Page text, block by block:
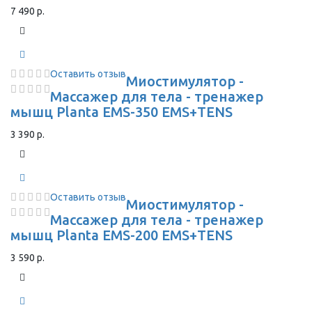
7 490 р.
Оставить отзывМиостимулятор -
Массажер для тела - тренажер
мышц Planta EMS-350 EMS+TENS
3 390 р.
Оставить отзывМиостимулятор -
Массажер для тела - тренажер
мышц Planta EMS-200 EMS+TENS
3 590 р.